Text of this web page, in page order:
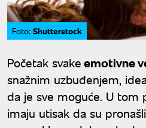
Foto: Shutterstock
Početak svakeemotivne
snažnim uzbuđenjem,
da je sve moguće. U tom
imaju utisak da su